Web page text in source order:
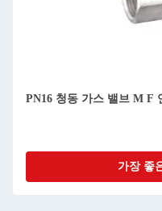
PN16 청동 가스 밸브 M F
가장 좋